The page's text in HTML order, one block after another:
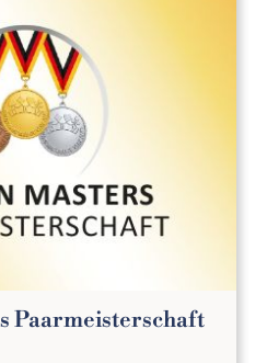
Paarmeisterschaft